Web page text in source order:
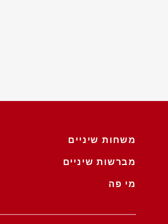
משחות שיניים
מברשות שיניים
מי פה